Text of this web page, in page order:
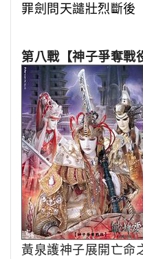
罪劍問天譴壯烈斷後
第八戰【神子爭奪戰
黃泉護神子展開亡命